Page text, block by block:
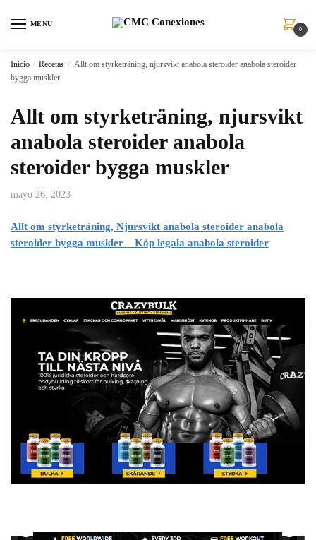
MENU
0
Inicio / Recetas / Allt om styrketräning, njursvikt anabola steroider anabola steroider
bygga muskler
Allt om styrketräning, njursvikt
anabola steroider anabola
steroider bygga muskler
mayo 26, 2023
Allt om styrketräning, Njursvikt anabola steroider anabola
steroider bygga muskler – Köp legala anabola steroider